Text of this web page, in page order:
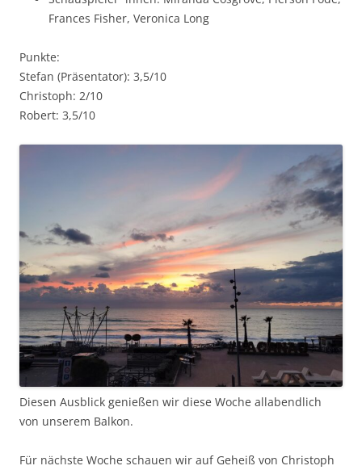
Frances Fisher, Veronica Long
Punkte:
Stefan (Präsentator): 3,5/10
Christoph: 2/10
Robert: 3,5/10
Diesen Ausblick genießen wir diese Woche allabendlich
von unserem Balkon.
Für nächste Woche schauen wir auf Geheiß von Christoph